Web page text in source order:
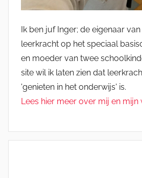
Ik ben juf Inger; de eigenaar
leerkracht op het speciaal
en moeder van twee
site wil ik laten zien dat
'genieten in het onderwijs' is.
Lees hier meer over mij en mijn